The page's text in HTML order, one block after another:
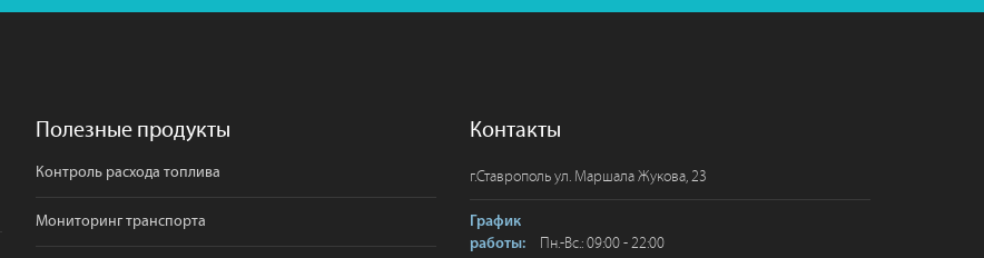
Полезные продукты
Контроль расхода топлива
Мониторинг транспорта
Контакты
г.Ставропольул. Маршала Жукова, 23
График
работы:
Пн.-Вс.: 09:00 - 22:00